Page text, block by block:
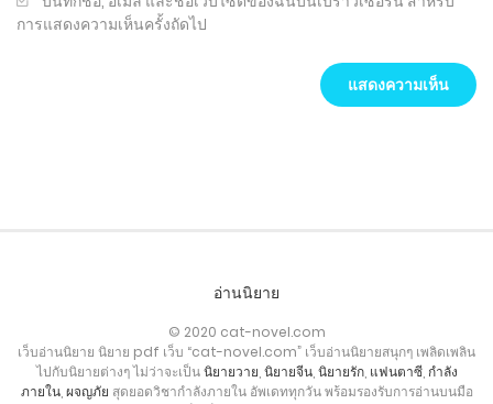
การแสดงความเห็นครั้งถัดไป
อ่านนิยาย
© 2020 cat-novel.com
เว็บอ่านนิยาย นิยาย pdf เว็บ “cat-novel.com” เว็บอ่านนิยายสนุกๆ เพลิดเพลิน
ไปกับนิยายต่างๆ ไม่ว่าจะเป็นนิยายวาย นิยายจีน, นิยายรัก, แฟนตาซี, กำลัง
ภายใน, ผจญภัย สุดยอดวิชากำลังภายใน อัพเดททุกวัน พร้อมรองรับการอ่านบนมือ